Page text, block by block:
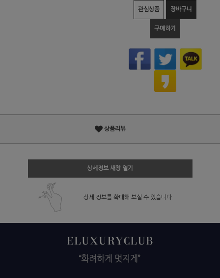
관심상품 장바구니
구매하기
상품리뷰
상세정보 새창 열기
상세 정보를 확대해 보실 수 있습니다.